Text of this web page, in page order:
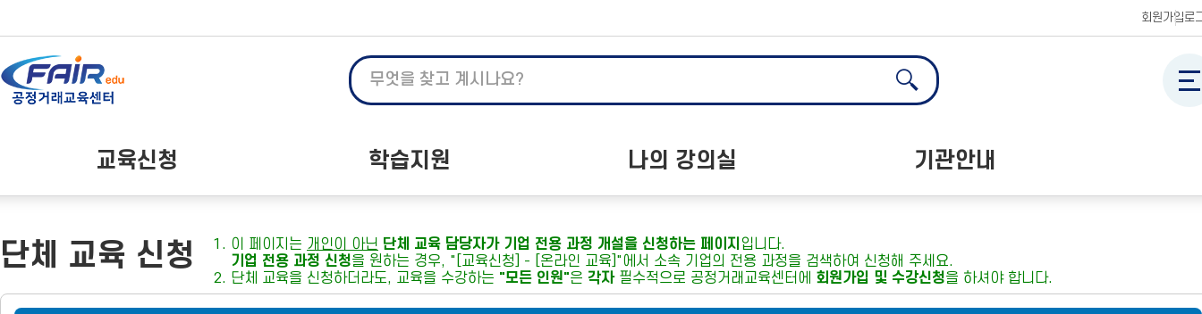
바
가
기
바
가
기
회원가입로
검색
교육신청
오프라인 교육
단체 교육 신청
학습지원
자주하는 질문
자료실
이벤트
나의 강의실
개인정보수정
수료증 발급
기관안내
검색
단체 교육 신청 1. 이 페이지는 개인이 아닌 단체 교육 담당자가 기업 전용 과정 개설을 신청하는 페이지 입니다.
기업 전용 과정 신청을 원하는 경우, "[교육신청] - [온라인 교육]"에서 소속 기업의 전용 과정을 검색하여 신청해 주세요.
2. 단체 교육을 신청하더라도, 교육을 수강하는 "모든 인원"은 각자필수적으로 공정거래교육센터에 회원가입 및 수강신청을 하셔야 합니다.